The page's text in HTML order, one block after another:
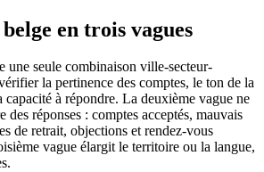
en trois vagues
une seule combinaison ville-secteur-
la pertinence des comptes, le ton de la
capacité à répondre. La deuxième vague ne
des réponses : comptes acceptés, mauvais
de retrait, objections et rendez-vous
vague élargit le territoire ou la langue,